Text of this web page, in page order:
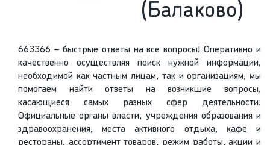
(Балаково)
663366 – быстрые ответы на все вопросы! Оперативно и
качественно осуществляя поиск нужной информации,
необходимой как частным лицам, так и организациям, мы
помогаем найти ответы на возникшие вопросы,
касающиеся самых разных сфер деятельности.
Официальные органы власти, учреждения образования и
здравоохранения, места активного отдыха, кафе и
рестораны, ассортимент товаров, режим работы, акции и